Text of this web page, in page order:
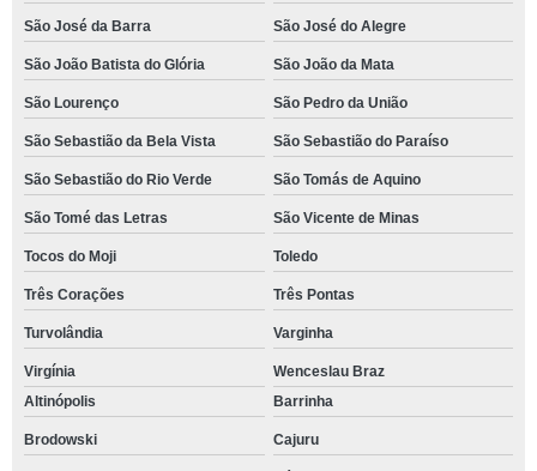
São José da Barra São José do Alegre
São João Batista do Glória São João da Mata
São Lourenço São Pedro da União
São Sebastião da Bela Vista São Sebastião do Paraíso
São Sebastião do Rio Verde São Tomás de Aquino
São Tomé das Letras São Vicente de Minas
Tocos do Moji Toledo
Três Corações Três Pontas
Turvolândia Varginha
Virgínia
Wenceslau Braz
Altinópolis
Barrinha
Brodowski Cajuru